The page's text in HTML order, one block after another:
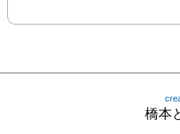
2008　「18R Sound X Visual
2009　「LOVE CAT」展　浅
橋本